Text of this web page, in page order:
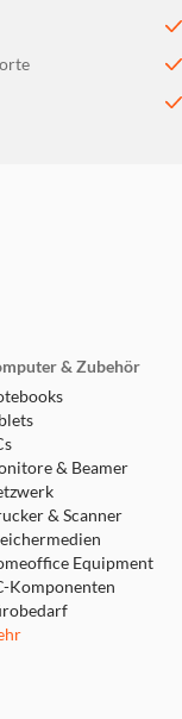
& Zubehör
& Beamer
& Scanner
Equipment
Komponenten